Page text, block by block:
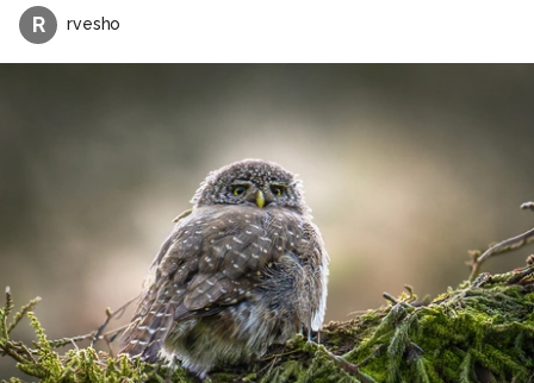
R rvesho